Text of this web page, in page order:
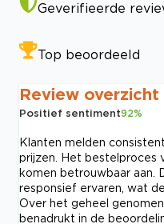
Geverifieerde
Top beoordeeld
Review overzicht
Positief sentiment92%
Klanten melden
prijzen. Het bestelproces
komen betrouwbaar aan.
responsief ervaren, wat
Over het geheel
benadrukt in de